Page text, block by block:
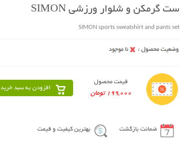
ست گرمکن و شلوار ورزشی SIMON
SIMON sports sweatshirt and pants set
قیمت محصول
199,000 تومان
افزودن به سبد خرید
ضمانت بازگشت بهترین کیفیت و قیمت